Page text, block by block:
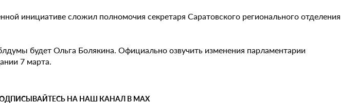
инициативе сложил полномочия секретаря Саратовского регионального отделения
будет Ольга Болякина. Официально озвучить изменения парламентарии
7 марта.
НА НАШ КАНАЛ В MAX